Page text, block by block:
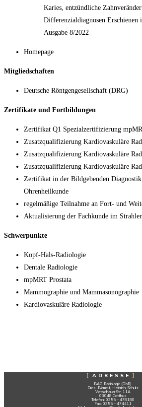
Karies, entzündliche
Differenzialdiagnosen Erschienen
Ausgabe 8/2022
Homepage
Mitgliedschaften
Deutsche Röntgengesellschaft (DRG)
Zertifikate und Fortbildungen
Zertifikat Q1 Spezialzertifizierung
Zusatzqualifizierung Kardiovaskuläre
Zusatzqualifizierung Kardiovaskuläre
Zusatzqualifizierung Kardiovaskuläre
Zertifikat in der Bildgebenden
Ohrenheilkunde
regelmäßige Teilnahme an Fort- und
Aktualisierung der Fachkunde im
Schwerpunkte
Kopf-Hals-Radiologie
Dentale Radiologie
mpMRT Prostata
Mammographie und Mammasonographie
Kardiovaskuläre Radiologie
ADRESSE
BAG Radiologie (GbR)
Dres. Biemelt, Heinrich, Schulz
Vetschauer Str. 11A
03048 Cottbus
Telefon: 0355 – 478180
Fax: 0355 – 474411